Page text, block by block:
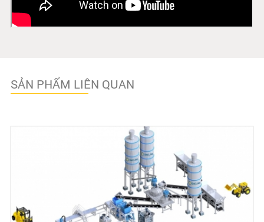
SẢN PHẨM LIÊN QUAN